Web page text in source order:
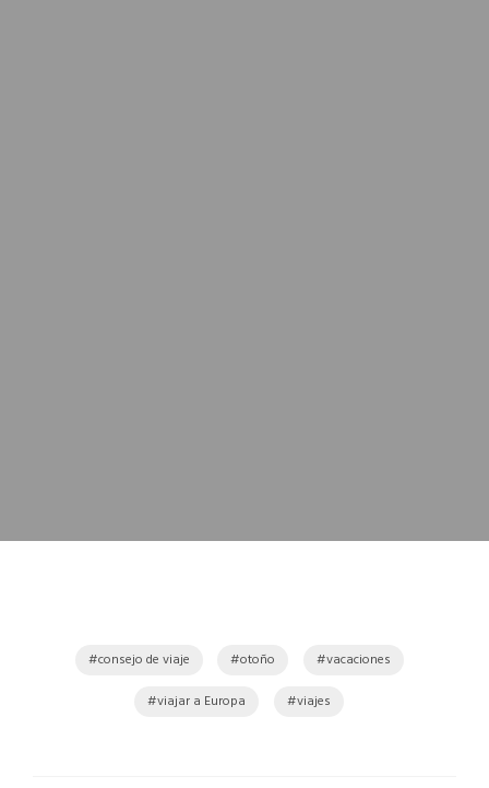
consejo de viaje otoño
vacaciones
viajar a Europa
viajes